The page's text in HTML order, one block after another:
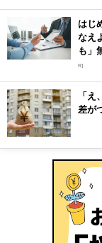
はじ
なえ
も」
R]
「え
差が